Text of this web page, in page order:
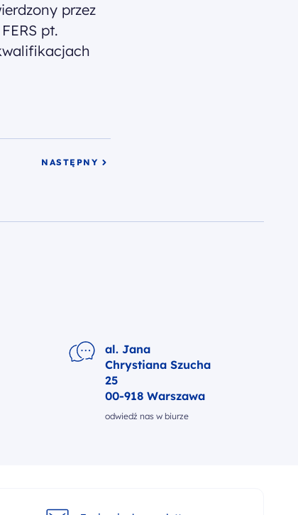
przez
pt.
NASTĘPNY
al. Jana
Chrystiana Szucha
25
00-918 Warszawa
odwiedź nas w biurze